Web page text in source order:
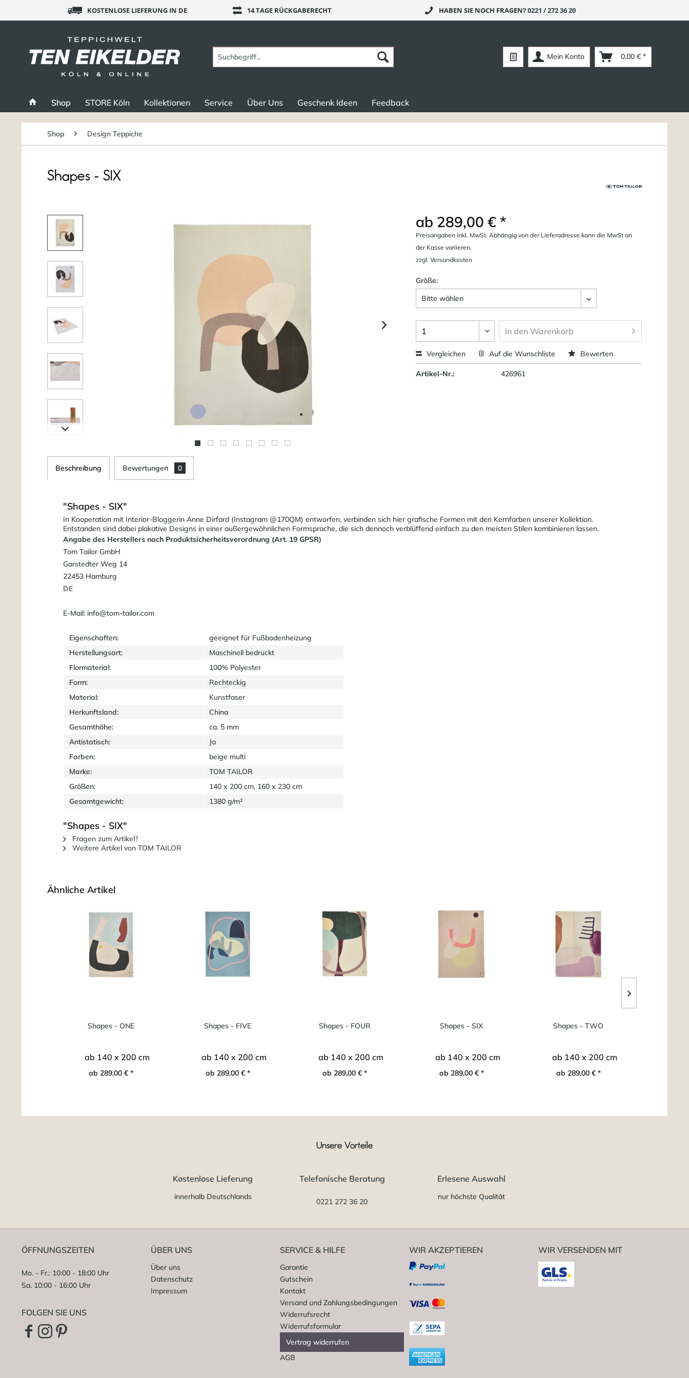
KOSTENLOSE LIEFERUNG IN DE 14 TAGE RÜCKGABERECHT HABEN SIE NOCH FRAGEN?0221 / 272 36 20
Mein Konto 0,00 € *
Shop STORE Köln Kollektionen Service Über Uns Geschenk Ideen Feedback
Shop Design Teppiche
Shapes - SIX
ab 289,00 € *
Preisangaben inkl. MwSt. Abhängig von der Lieferadresse kann die MwSt an
der Kasse variieren.
zzgl. Versandkosten
Größe:
In den Warenkorb
Vergleichen Auf die Wunschliste Bewerten
Artikel-Nr.: 426961
Beschreibung Bewertungen 0
"Shapes - SIX"
In Kooperation mit Interior-Bloggerin Anne Dirfard (Instagram @170QM) entworfen, verbinden sich hier grafische Formen mit den Kernfarben unserer Kollektion.
Entstanden sind dabei plakative Designs in einer außergewöhnlichen Formsprache, die sich dennoch verblüffend einfach zu den meisten Stilen kombinieren lassen.
Angabe des Herstellers nach Produktsicherheitsverordnung (Art. 19 GPSR)
Tom Tailor GmbH
Garstedter Weg 14
22453 Hamburg
DE
E-Mail: info@tom-tailor.com
Eigenschaften:
geeignet für Fußbodenheizung
Herstellungsart:
Maschinell bedruckt
Flormaterial:
100% Polyester
Form:
Rechteckig
Material:
Kunstfaser
Herkunftsland:
China
Gesamthöhe:
ca. 5 mm
Antistatisch:
Ja
Farben:
beige multi
Marke:
TOM TAILOR
Größen:
140 x 200 cm, 160 x 230 cm
Gesamtgewicht:
1380 g/m²
"Shapes - SIX"
Fragen zum Artikel?
Weitere Artikel von TOM TAILOR
Ähnliche Artikel
Shapes - ONE
ab 140 x 200 cm
ab 289,00 € *
Shapes - FIVE
ab 140 x 200 cm
ab 289,00 € *
Shapes - FOUR
ab 140 x 200 cm
ab 289,00 € *
Shapes - SIX
ab 140 x 200 cm
ab 289,00 € *
Shapes - TWO
ab 140 x 200 cm
ab 289,00 € *
Unsere Vorteile
Kostenlose Lieferung
innerhalb Deutschlands
Telefonische Beratung
0221 272 36 20
Erlesene Auswahl
nur höchste Qualität
ÖFFNUNGSZEITEN
Mo. - Fr.: 10:00 - 18:00 Uhr
Sa. 10:00 - 16:00 Uhr
FOLGEN SIE UNS
ÜBER UNS
Über uns
Datenschutz
Impressum
SERVICE & HILFE
Garantie
Gutschein
Kontakt
Versand und Zahlungsbedingungen
Widerrufsrecht
Widerrufsformular
Vertrag widerrufen
AGB
WIR AKZEPTIEREN WIR VERSENDEN MIT